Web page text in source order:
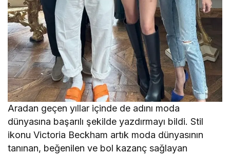
Aradan geçen yıllar içinde de adını moda
dünyasına başarılı şekilde yazdırmayı bildi. Stil
ikonu Victoria Beckham artık moda dünyasının
tanınan, beğenilen ve bol kazanç sağlayan